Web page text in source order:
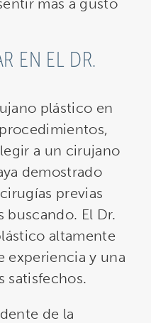
más a gusto
EN EL DR.
plástico en
a un cirujano
demostrado
previas
buscando. El Dr.
altamente
experiencia y una
satisfechos.
de la